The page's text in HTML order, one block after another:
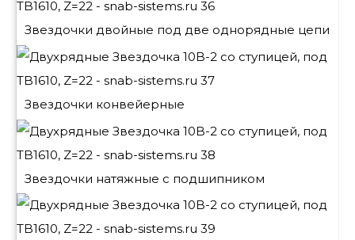
Звездочки двойные под две однорядные цепи
Звездочки конвейерные
Звездочки натяжные с подшипником